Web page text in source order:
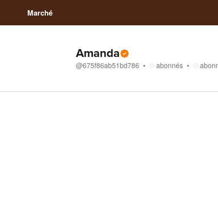
Marché
Amanda
@675f86ab51bd786 abonnés